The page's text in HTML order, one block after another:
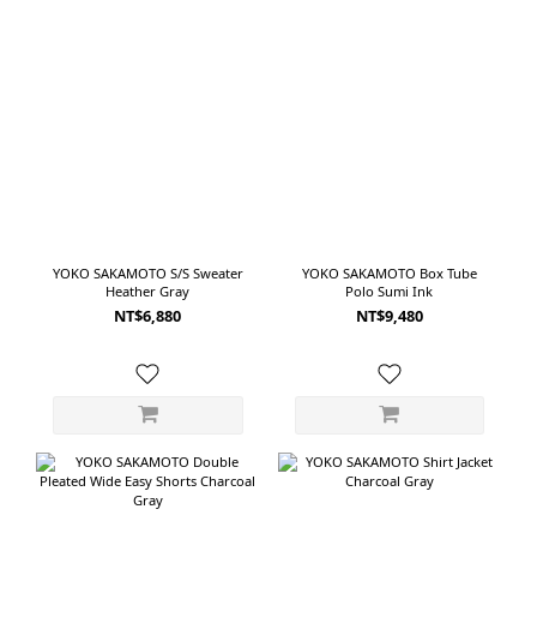
YOKO SAKAMOTO S/S Sweater
Heather Gray
NT$6,880
YOKO SAKAMOTO Box Tube
Polo Sumi Ink
NT$9,480